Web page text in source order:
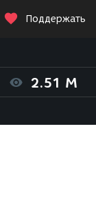
Поддержать
2.51 M